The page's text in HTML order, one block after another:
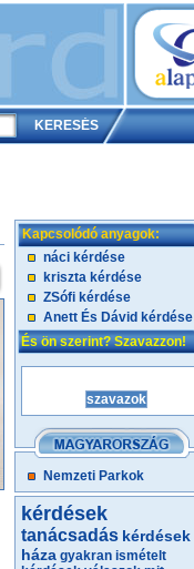
Kapcsolódó anyagok:
náci kérdése
kriszta kérdése
ZSófi kérdése
Anett És Dávid kérdése
És ön szerint? Szavazzon!
Nemzeti Parkok
kérdések
tanácsadás kérdések
háza gyakran ismételt